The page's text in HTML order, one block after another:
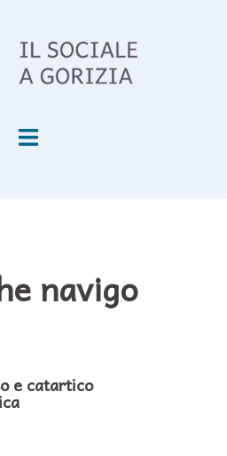
navigo
e catartico